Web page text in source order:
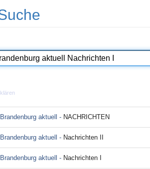
aktuell - NACHRICHTEN
aktuell - Nachrichten II
aktuell - Nachrichten I